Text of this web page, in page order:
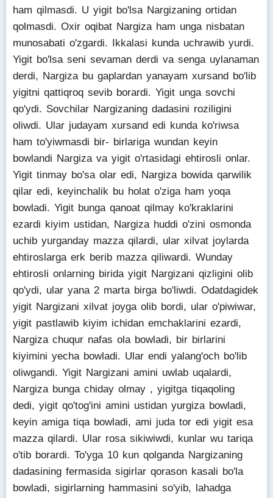
ham qilmasdi. U yigit bo'lsa Nargizaning ortidan
qolmasdi. Oxir oqibat Nargiza ham unga nisbatan
munosabati o'zgardi. Ikkalasi kunda uchrawib yurdi.
Yigit bo'lsa seni sevaman derdi va senga uylanaman
derdi, Nargiza bu gaplardan yanayam xursand bo'lib
yigitni qattiqroq sevib borardi. Yigit unga sovchi
qo'ydi. Sovchilar Nargizaning dadasini roziligini
oliwdi. Ular judayam xursand edi kunda ko'riwsa
ham to'yiwmasdi bir- birlariga wundan keyin
bowlandi Nargiza va yigit o'rtasidagi ehtirosli onlar.
Yigit tinmay bo'sa olar edi, Nargiza bowida qarwilik
qilar edi, keyinchalik bu holat o'ziga ham yoqa
bowladi. Yigit bunga qanoat qilmay ko'kraklarini
ezardi kiyim ustidan, Nargiza huddi o'zini osmonda
uchib yurganday mazza qilardi, ular xilvat joylarda
ehtiroslarga erk berib mazza qiliwardi. Wunday
ehtirosli onlarning birida yigit Nargizani qizligini olib
qo'ydi, ular yana 2 marta birga bo'liwdi. Odatdagidek
yigit Nargizani xilvat joyga olib bordi, ular o'piwiwar,
yigit pastlawib kiyim ichidan emchaklarini ezardi,
Nargiza chuqur nafas ola bowladi, bir birlarini
kiyimini yecha bowladi. Ular endi yalang'och bo'lib
oliwgandi. Yigit Nargizani amini uwlab uqalardi,
Nargiza bunga chiday olmay , yigitga tiqaqoling
dedi, yigit qo'tog'ini amini ustidan yurgiza bowladi,
keyin amiga tiqa bowladi, ami juda tor edi yigit esa
mazza qilardi. Ular rosa sikiwiwdi, kunlar wu tariqa
o'tib borardi. To'yga 10 kun qolganda Nargizaning
dadasining fermasida sigirlar qorason kasali bo'la
bowladi, sigirlarning hammasini so'yib, lahadga